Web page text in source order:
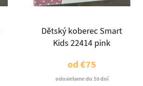
Dětský koberec Smart
Kids 22414 pink
od€75
odosielame do 10 dní